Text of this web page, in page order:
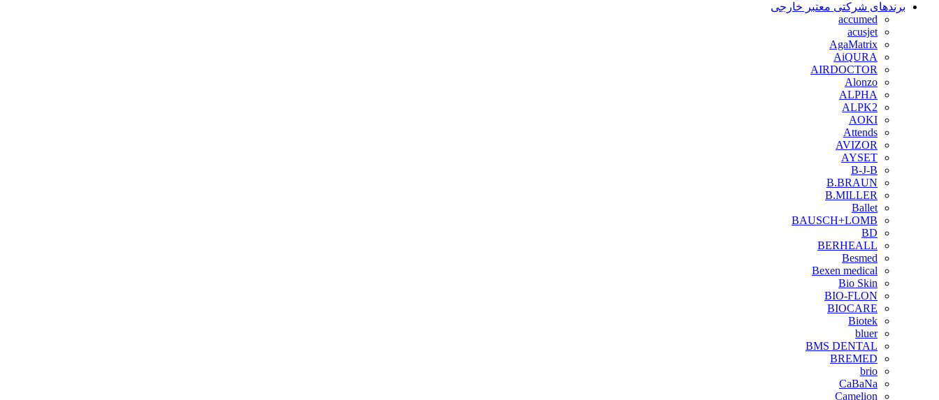
برندهای شرکتی معتبر خارجی
accumed
acusjet
AgaMatrix
AiQURA
AIRDOCTOR
Alonzo
ALPHA
ALPK2
AOKI
Attends
AVIZOR
AYSET
B-J-B
B.BRAUN
B.MILLER
Ballet
BAUSCH+LOMB
BD
BERHEALL
Besmed
Bexen medical
Bio Skin
BIO-FLON
BIOCARE
Biotek
bluer
BMS DENTAL
BREMED
brio
CaBaNa
Camelion